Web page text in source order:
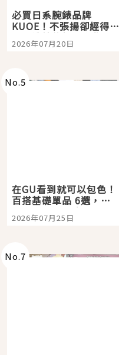
必買日系腕錶品牌
KUOE！不張揚卻經得起
時間洗鍊的經典之作五
選
2026年07月20日
No.5
在GU看到就可以包色！
百搭基礎單品 6選，閉
眼全收也不心疼
2026年07月25日
No.7